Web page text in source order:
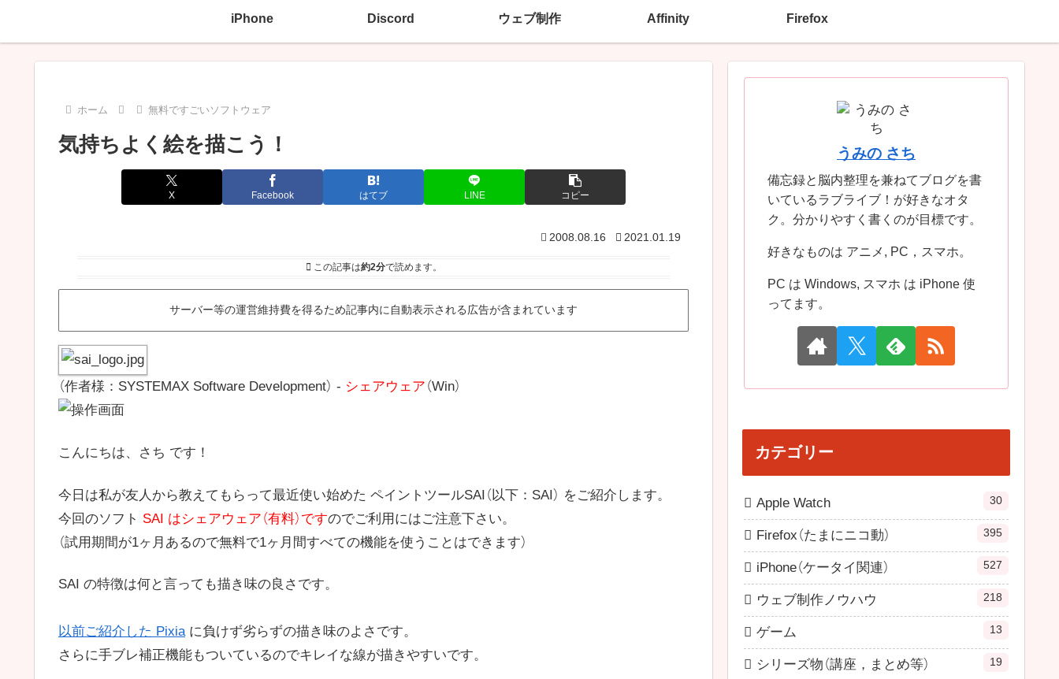
iPhone Discord ウェブ制作 Affinity Firefox
ホーム 無料ですごいソフトウェア
気持ちよく絵を描こう！
X Facebook はてブ LINE コピー
2008.08.16 2021.01.19
この記事は約2分で読めます。
サーバー等の運営維持費を得るため記事内に自動表示される広告が含まれています
（作者様：SYSTEMAX Software Development） - シェアウェア （Win）
こんにちは、さち です！
今日は私が友人から教えてもらって最近使い始めた ペイントツールSAI（以下：SAI） をご紹介します。
今回のソフト SAI はシェアウェア（有料）ですのでご利用にはご注意下さい。
（試用期間が1ヶ月あるので無料で1ヶ月間すべての機能を使うことはできます）
SAI の特徴は何と言っても描き味の良さです。
以前ご紹介した Pixiaに負けず劣らずの描き味のよさです。
さらに手ブレ補正機能もついているのでキレイな線が描きやすいです。
うみの さち
備忘録と脳内整理を兼ねてブログを書
いているラブライブ！が好きなオタ
ク。分かりやすく書くのが目標です。
好きなものは アニメ, PC，スマホ。
PC は Windows, スマホ は iPhone 使
ってます。
カテゴリー
Apple Watch 30
Firefox（たまにニコ動） 395
iPhone（ケータイ関連） 527
ウェブ制作ノウハウ 218
ゲーム 13
シリーズ物（講座，まとめ等） 19